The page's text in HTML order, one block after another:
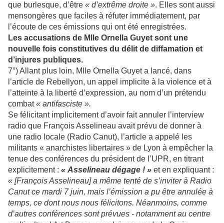
que burlesque, d’être « d’extrême droite ». Elles sont aussi
mensongères que faciles à réfuter immédiatement, par
l’écoute de ces émissions qui ont été enregistrées.
Les accusations de Mlle Ornella Guyet sont une
nouvelle fois constitutives du délit de diffamation et
d’injures publiques.
7°) Allant plus loin, Mlle Ornella Guyet a lancé, dans
l’article de Rebellyon, un appel implicite à la violence et à
l’atteinte à la liberté d’expression, au nom d’un prétendu
combat« antifasciste ».
Se félicitant implicitement d’avoir fait annuler l’interview
radio que François Asselineau avait prévu de donner à
une radio locale (Radio Canut), l’article a appelé les
militants « anarchistes libertaires » de Lyon à empêcher la
tenue des conférences du président de l’UPR, en titrant
explicitement : « Asselineau dégage ! » et en expliquant :
« [François Asselineau] a même tenté de s’inviter à Radio
Canut ce mardi 7 juin, mais l’émission a pu être annulée à
temps, ce dont nous nous félicitons. Néanmoins, comme
d’autres conférences sont prévues - notamment au centre